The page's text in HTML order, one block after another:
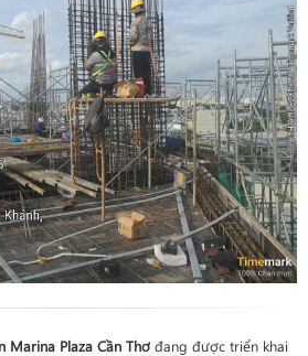
Marina Plaza Cần Thơ đang được triển khai